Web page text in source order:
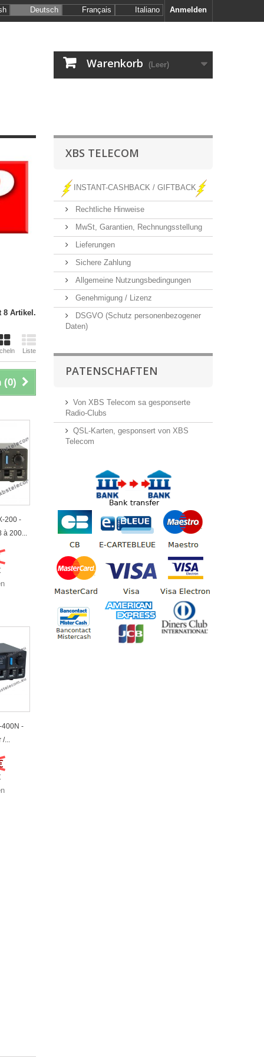
Anmelden
Deutsch Français Italiano
Warenkorb (Leer)
8 Artikel.
Liste
(0)
200 -
à 200...
400N -
/...
XBS TELECOM
INSTANT-CASHBACK / GIFTBACK
Rechtliche Hinweise
MwSt, Garantien, Rechnungsstellung
Lieferungen
Sichere Zahlung
Allgemeine Nutzungsbedingungen
Genehmigung / Lizenz
DSGVO (Schutz personenbezogener
Daten)
PATENSCHAFTEN
Von XBS Telecom sa gesponserte
Radio-Clubs
QSL-Karten, gesponsert von XBS
Telecom